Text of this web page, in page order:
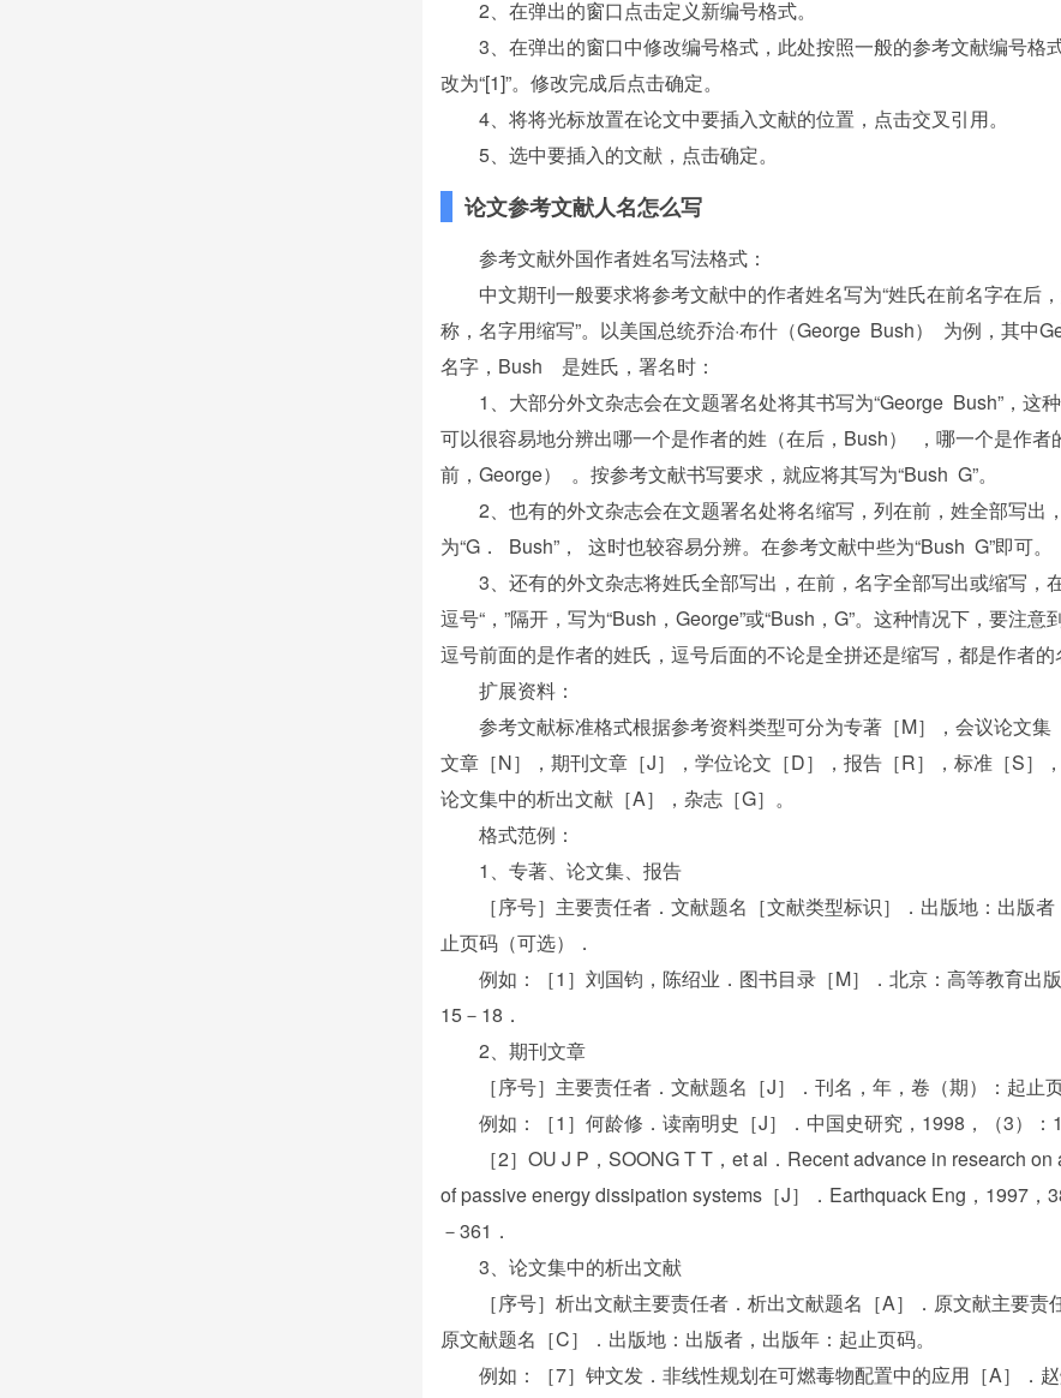
2、在弹出的窗口点击定义新编号格式。
3、在弹出的窗口中修改编号格式，此处按照一般的参考文献编号格
改为“[1]”。修改完成后点击确定。
4、将将光标放置在论文中要插入文献的位置，点击交叉引用。
5、选中要插入的文献，点击确定。
论文参考文献人名怎么写
参考文献外国作者姓名写法格式：
中文期刊一般要求将参考文献中的作者姓名写为“姓氏在前名字在后
称，名字用缩写”。以美国总统乔治·布什（George Bush） 为例，其中
名字，Bush 是姓氏，署名时：
1、大部分外文杂志会在文题署名处将其书写为“George Bush”，这
可以很容易地分辨出哪一个是作者的姓（在后，Bush） ，哪一个是作者
前，George） 。按参考文献书写要求，就应将其写为“Bush G”。
2、也有的外文杂志会在文题署名处将名缩写，列在前，姓全部写出
为“G． Bush”， 这时也较容易分辨。在参考文献中些为“Bush G”即可。
3、还有的外文杂志将姓氏全部写出，在前，名字全部写出或缩写，
逗号“，”隔开，写为“Bush，George”或“Bush，G”。这种情况下，要注意
逗号前面的是作者的姓氏，逗号后面的不论是全拼还是缩写，都是作者的
扩展资料：
参考文献标准格式根据参考资料类型可分为专著［M］，会议论文集
文章［N］，期刊文章［J］，学位论文［D］，报告［R］，标准［S］
论文集中的析出文献［A］，杂志［G］。
格式范例：
1、专著、论文集、报告
［序号］主要责任者．文献题名［文献类型标识］．出版地：出版
止页码（可选）．
例如：［1］刘国钧，陈绍业．图书目录［M］．北京：高等教育出
15－18．
2、期刊文章
［序号］主要责任者．文献题名［J］．刊名，年，卷（期）：起止
例如：［1］何龄修．读南明史［J］．中国史研究，1998，（3）：
［2］OU J P，SOONG T T，et al．Recent advance in research
of passive energy dissipation systems［J］．Earthquack Eng，1997，
－361．
3、论文集中的析出文献
［序号］析出文献主要责任者．析出文献题名［A］．原文献主要责
原文献题名［C］．出版地：出版者，出版年：起止页码。
例如：［7］钟文发．非线性规划在可燃毒物配置中的应用［A］．